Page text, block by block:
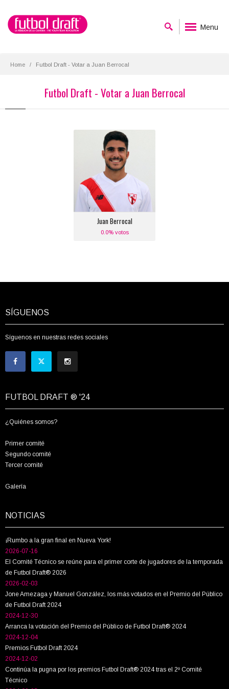
Menu
Home Futbol Draft - Votar a Juan Berrocal
Futbol Draft - Votar a Juan Berrocal
Juan Berrocal
0.0% votos
Juan Berrocal
Posición:
Defensa Central Derecho
Equipo actual:
Sevilla F.C.
SÍGUENOS
Síguenos en nuestras redes sociales
FUTBOL DRAFT ® '24
¿Quiénes somos?
Primer comité
Segundo comité
Tercer comité
Galería
NOTICIAS
¡Rumbo a la gran final en Nueva York!
2026-07-16
El Comité Técnico se reúne para el primer corte de jugadores de la temporada
de Futbol Draft® 2026
2026-02-03
Jone Amezaga y Manuel González, los más votados en el Premio del Público
de Futbol Draft 2024
2024-12-30
Arranca la votación del Premio del Público de Futbol Draft® 2024
2024-12-04
Premios Futbol Draft 2024
2024-12-02
Continúa la pugna por los premios Futbol Draft® 2024 tras el 2º Comité
Técnico